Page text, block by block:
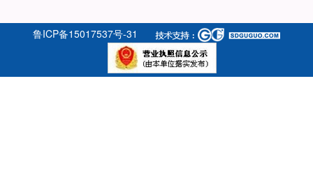
鲁ICP备15017537号-31